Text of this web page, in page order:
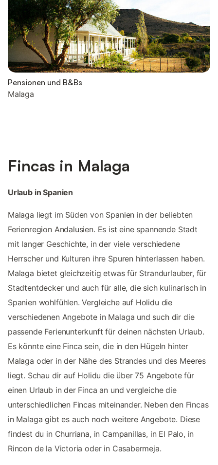
Pensionen und B&Bs
Malaga
Fincas in Malaga
Urlaub in Spanien
Malaga liegt im Süden von Spanien in der beliebten
Ferienregion Andalusien. Es ist eine spannende Stadt
mit langer Geschichte, in der viele verschiedene
Herrscher und Kulturen ihre Spuren hinterlassen haben.
Malaga bietet gleichzeitig etwas für Strandurlauber, für
Stadtentdecker und auch für alle, die sich kulinarisch in
Spanien wohlfühlen. Vergleiche auf Holidu die
verschiedenen Angebote in Malaga und such dir die
passende Ferienunterkunft für deinen nächsten Urlaub.
Es könnte eine Finca sein, die in den Hügeln hinter
Malaga oder in der Nähe des Strandes und des Meeres
liegt. Schau dir auf Holidu die über 75 Angebote für
einen Urlaub in der Finca an und vergleiche die
unterschiedlichen Fincas miteinander. Neben den Fincas
in Malaga gibt es auch noch weitere Angebote. Diese
findest du in Churriana, in Campanillas, in El Palo, in
Rincon de la Victoria oder in Casabermeja.